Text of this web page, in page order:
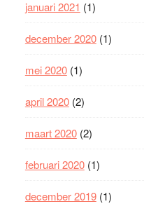
januari 2021 (1)
december 2020(1)
mei 2020(1)
april 2020(2)
maart 2020(2)
februari 2020(1)
december 2019(1)